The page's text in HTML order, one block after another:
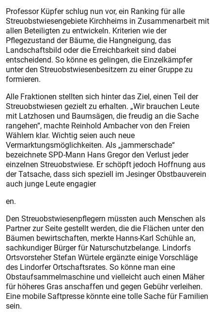
Professor Küpfer schlug nun vor, ein Ranking für alle
Streuobstwiesengebiete Kirchheims in Zusammenarbeit mit
allen Beteiligten zu entwickeln. Kriterien wie der
Pflegezustand der Bäume, die Hangneigung, das
Landschaftsbild oder die Erreichbarkeit sind dabei
entscheidend. So könne es gelingen, die Einzelkämpfer
unter den Streuobstwiesenbesitzern zu einer Gruppe zu
formieren.
Alle Fraktionen stellten sich hinter das Ziel, einen Teil der
Streuobstwiesen gezielt zu erhalten. „Wir brauchen Leute
mit Latzhosen und Baumsägen, die freudig an die Sache
rangehen“, machte Reinhold Ambacher von den Freien
Wählern klar. Wichtig seien auch neue
Vermarktungsmöglichkeiten. Als „jammerschade“
bezeichnete SPD-Mann Hans Gregor den Verlust jeder
einzelnen Streuobstwiese. Er schöpft jedoch Hoffnung aus
der Tatsache, dass sich speziell im Jesinger Obstbauverein
auch junge Leute engagier
en.
Den Streuobstwiesenpflegern müssten auch Menschen als
Partner zur Seite gestellt werden, die die Flächen unter den
Bäumen bewirtschaften, merkte Hanns-Karl Schühle an,
sachkundiger Bürger für Naturschutzbelange. Lindorfs
Ortsvorsteher Stefan Würtele ergänzte einige Vorschläge
des Lindorfer Ortschaftsrates. So könne man eine
Obstaufsammelmaschine und vielleicht auch einen Mäher
für höheres Gras anschaffen und gegen Gebühr verleihen.
Eine mobile Saftpresse könnte eine tolle Sache für Familien
sein.